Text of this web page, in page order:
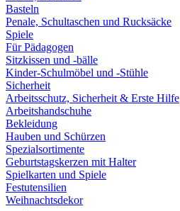
Basteln
Penale, Schultaschen und Rucksäcke
Spiele
Für Pädagogen
Sitzkissen und -bälle
Kinder-Schulmöbel und -Stühle
Sicherheit
Arbeitsschutz, Sicherheit & Erste Hilfe
Arbeitshandschuhe
Bekleidung
Hauben und Schürzen
Spezialsortimente
Geburtstagskerzen mit Halter
Spielkarten und Spiele
Festutensilien
Weihnachtsdekor